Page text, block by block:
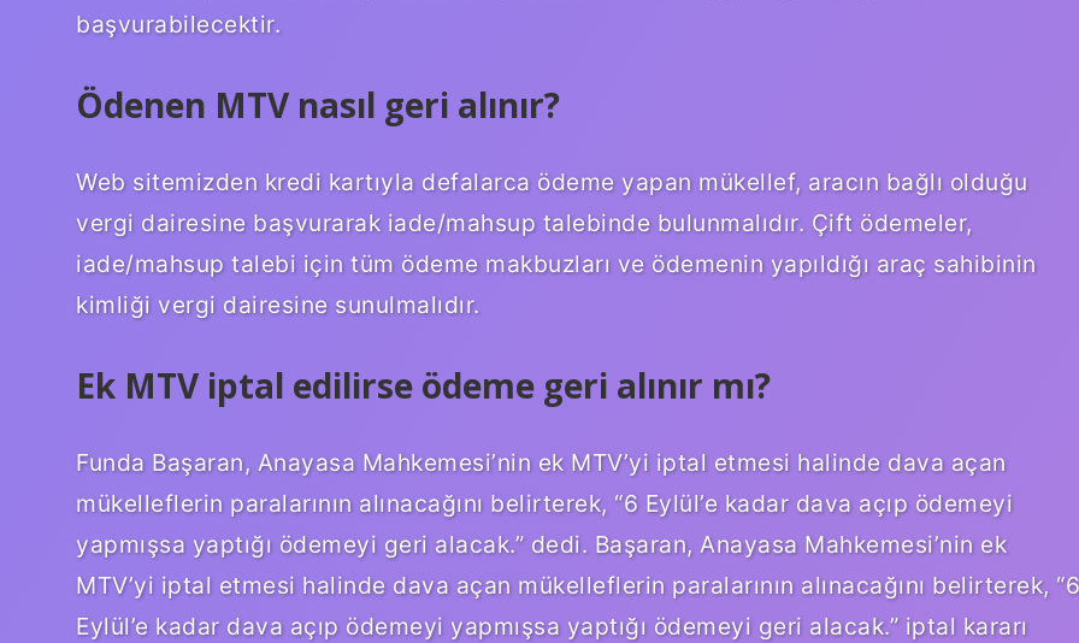
başvurabilecektir.
Ödenen MTV nasıl geri alınır?
Web sitemizden kredi kartıyla defalarca ödeme yapan mükellef, aracın bağlı olduğu
vergi dairesine başvurarak iade/mahsup talebinde bulunmalıdır. Çift ödemeler,
iade/mahsup talebi için tüm ödeme makbuzları ve ödemenin yapıldığı araç sahibinin
kimliği vergi dairesine sunulmalıdır.
Ek MTV iptal edilirse ödeme geri alınır mı?
Funda Başaran, Anayasa Mahkemesi’nin ek MTV’yi iptal etmesi halinde dava açan
mükelleflerin paralarının alınacağını belirterek, “6 Eylül’e kadar dava açıp ödemeyi
yapmışsa yaptığı ödemeyi geri alacak.” dedi. Başaran, Anayasa Mahkemesi’nin ek
MTV’yi iptal etmesi halinde dava açan mükelleflerin paralarının alınacağını belirterek, “6
Eylül’e kadar dava açıp ödemeyi yapmışsa yaptığı ödemeyi geri alacak.” iptal kararı